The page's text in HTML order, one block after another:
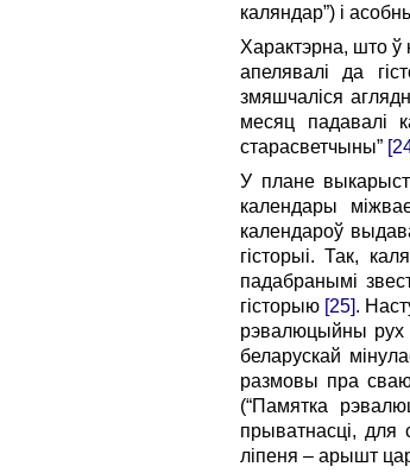
каляндар”) і
Характэрна, што ў
апелявалі да
змяшчаліся
месяц падавалі
старасветчыны”
У плане
календары
календароў
гісторыі. Так,
падабранымі
гісторыю [25].
рэвалюцыйны рух
беларускай
размовы пра сваю
(“Памятка
прыватнасці, для
ліпеня – арышт